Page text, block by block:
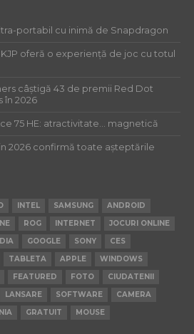
portabil cu inimă de Snapdragon
oferă o experiență de joc cu totul
câștigă 43 de premii Red Dot
în 2026
75 HE: atractivitate… magnetică
2026 confirmă toate așteptările
INTEL SAMSUNG
ANDROID
ROG INTERNET
JOCURI ONLINE
GOOGLE SONY
CES
TABLETA APPLE
WINDOWS
FEATURED FOTO
CIUDATENII
LANSARE SOFTWARE
CAMERA
GRATUIT MOUSE